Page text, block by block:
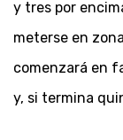
y tres por
meterse en
comenzará en
y, si termina